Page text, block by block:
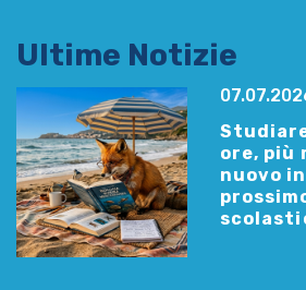
Ultime Notizie
ore, più
nuovo